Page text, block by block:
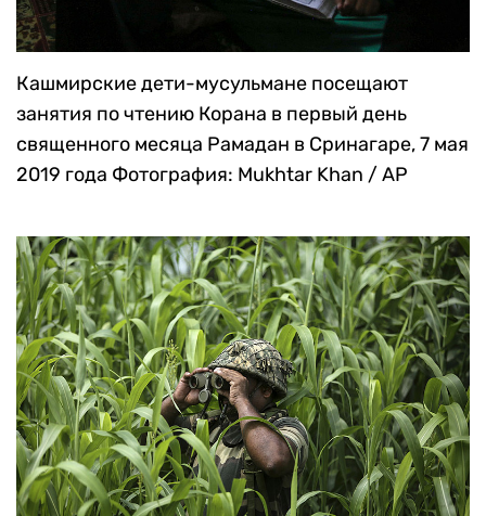
Кашмирские дети-мусульмане посещают
занятия по чтению Корана в первый день
священного месяца Рамадан в Сринагаре, 7 мая
2019 года Фотография: Mukhtar Khan / AP